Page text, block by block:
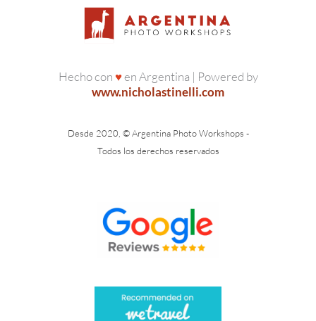
Hecho con ♥en Argentina | Powered by
www.nicholastinelli.com
Desde 2020, © Argentina Photo Workshops -
Todos los derechos reservados